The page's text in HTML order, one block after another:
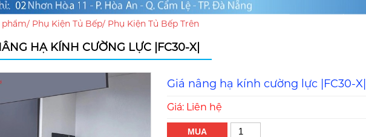
phẩm/ Phụ Kiện Tủ Bếp/ Phụ Kiện Tủ Bếp Trên
HẠ KÍNH CƯỜNG LỰC |FC30-X|
Giá nâng hạ kính cường lực |FC30-X|
Giá: Liên hệ
MUA